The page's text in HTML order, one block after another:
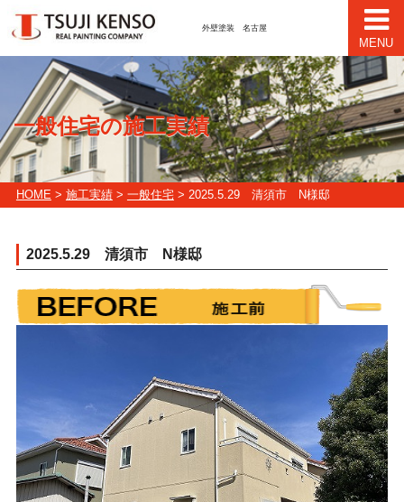
外壁塗装 名古屋
MENU
一般住宅の施工実績
HOME> 施工実績> 一般住宅> 2025.5.29 清須市 N様邸
2025.5.29 清須市 N様邸